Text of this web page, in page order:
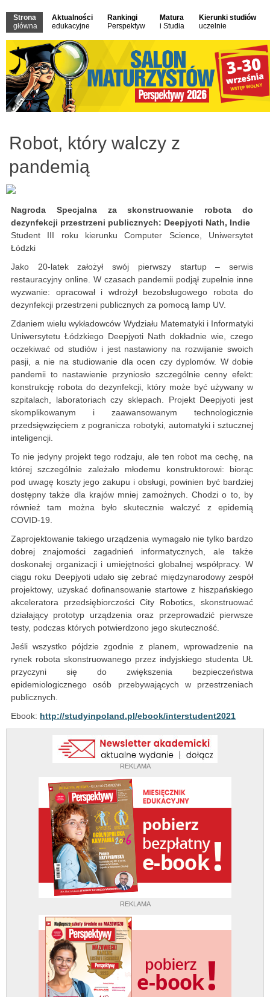
Strona
główna
Aktualności
edukacyjne
Rankingi
Perspektyw
Matura
i Studia
Kierunki studiów
uczelnie
REKLAMA
REKLAMA
Robot, który walczy z
pandemią
Nagroda Specjalna za skonstruowanie robota do
dezynfekcji przestrzeni publicznych: Deepjyoti Nath, Indie
Student III roku kierunku Computer Science, Uniwersytet
Łódzki
Jako 20-latek założył swój pierwszy startup – serwis
restauracyjny online. W czasach pandemii podjął zupełnie inne
wyzwanie: opracował i wdrożył bezobsługowego robota do
dezynfekcji przestrzeni publicznych za pomocą lamp UV.
Zdaniem wielu wykładowców Wydziału Matematyki i Informatyki
Uniwersytetu Łódzkiego Deepjyoti Nath dokładnie wie, czego
oczekiwać od studiów i jest nastawiony na rozwijanie swoich
pasji, a nie na studiowanie dla ocen czy dyplomów. W dobie
pandemii to nastawienie przyniosło szczególnie cenny efekt:
konstrukcję robota do dezynfekcji, który może być używany w
szpitalach, laboratoriach czy sklepach. Projekt Deepjyoti jest
skomplikowanym i zaawansowanym technologicznie
przedsięwzięciem z pogranicza robotyki, automatyki i sztucznej
inteligencji.
To nie jedyny projekt tego rodzaju, ale ten robot ma cechę, na
której szczególnie zależało młodemu konstruktorowi: biorąc
pod uwagę koszty jego zakupu i obsługi, powinien być bardziej
dostępny także dla krajów mniej zamożnych. Chodzi o to, by
również tam można było skutecznie walczyć z epidemią
COVID-19.
Zaprojektowanie takiego urządzenia wymagało nie tylko bardzo
dobrej znajomości zagadnień informatycznych, ale także
doskonałej organizacji i umiejętności globalnej współpracy. W
ciągu roku Deepjyoti udało się zebrać międzynarodowy zespół
projektowy, uzyskać dofinansowanie startowe z hiszpańskiego
akceleratora przedsiębiorczości City Robotics, skonstruować
działający prototyp urządzenia oraz przeprowadzić pierwsze
testy, podczas których potwierdzono jego skuteczność.
Jeśli wszystko pójdzie zgodnie z planem, wprowadzenie na
rynek robota skonstruowanego przez indyjskiego studenta UŁ
przyczyni się do zwiększenia bezpieczeństwa
epidemiologicznego osób przebywających w przestrzeniach
publicznych.
Ebook: http://studyinpoland.pl/ebook/interstudent2021